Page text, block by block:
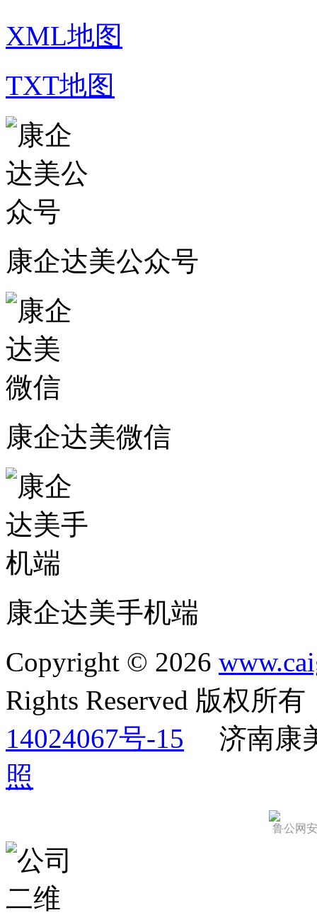
XML地图
TXT地图
康企达美公众号
康企达美微信
康企达美手机端
Copyright © 2026
Rights Reserved 版权所
14024067号-15 济南康
照
鲁公网